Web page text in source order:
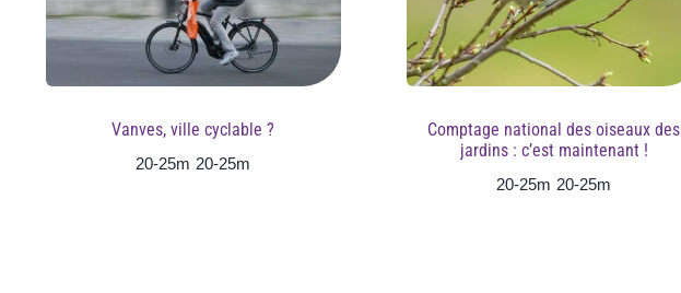
Vanves, ville cyclable ?
20-25m 20-25m
​​Comptage national des oiseaux des
jardins : c’est maintenant !
20-25m 20-25m